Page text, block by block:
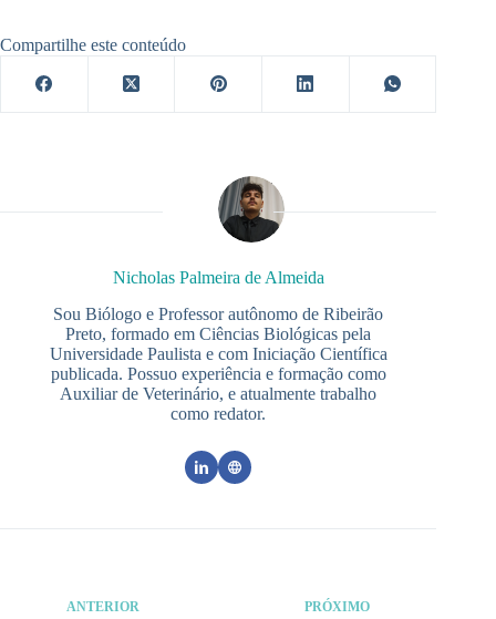
Compartilhe este conteúdo
Nicholas Palmeira de Almeida
Sou Biólogo e Professor autônomo de Ribeirão
Preto, formado em Ciências Biológicas pela
Universidade Paulista e com Iniciação Científica
publicada. Possuo experiência e formação como
Auxiliar de Veterinário, e atualmente trabalho
como redator.
ANTERIOR PRÓXIMO